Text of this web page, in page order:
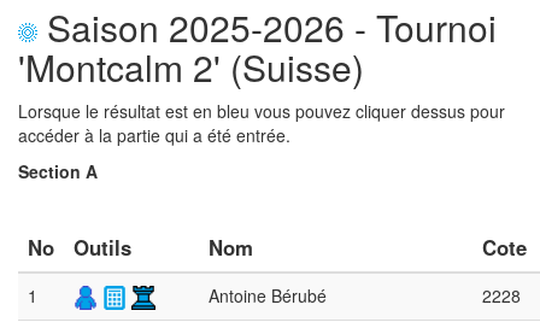
Saison 2025-2026 - Tournoi
'Montcalm 2' (Suisse)
Lorsque le résultat est en bleu vous pouvez cliquer dessus pour
accéder à la partie qui a été entrée.
Section A
No Outils Nom Cote
1 Antoine Bérubé
2228